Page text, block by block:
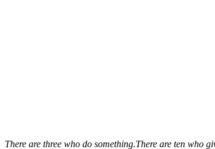
There are three who do something.There are ten who